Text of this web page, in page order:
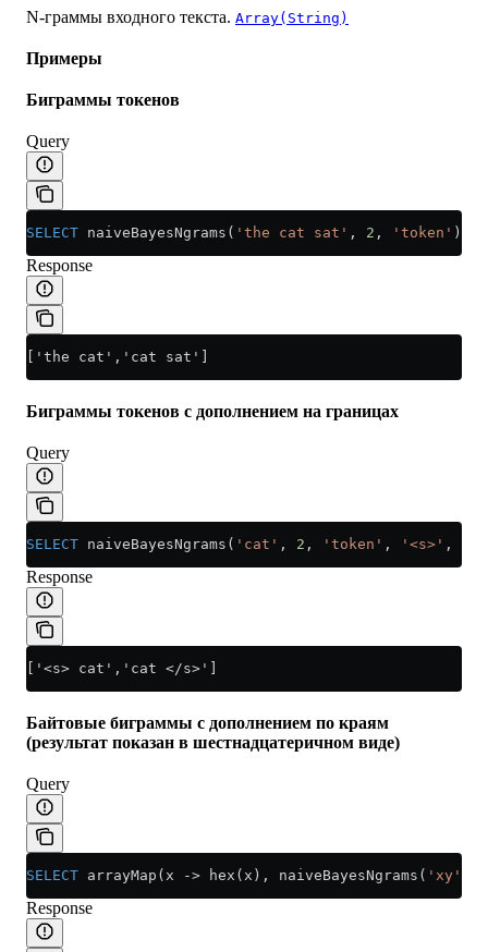
N-граммы входного текста. Array(String)
Примеры
Биграммы токенов
Query
SELECT naiveBayesNgrams( 'the cat sat' , 2 , 'token' );
Response
['the cat','cat sat']
Биграммы токенов с дополнением на границах
Query
SELECT naiveBayesNgrams( 'cat' , 2 , 'token' , '<s>' ,
Response
['<s> cat','cat </s>']
Байтовые биграммы с дополнением по краям
(результат показан в шестнадцатеричном виде)
Query
SELECT arrayMap(x -> hex(x), naiveBayesNgrams( 'xy'
Response